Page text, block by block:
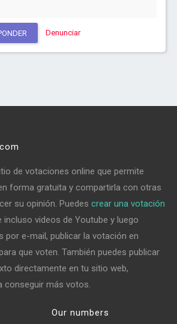
Denunciar
de votaciones online que permite
forma gratuita y compartirla con otras
su opinión. Puedescrear una votación
incluso videos de Youtube y luego
por e-mail, publicar la votación en
que voten. También puedes publicar
directamente en tu sitio web,
conseguir más votos.
Our numbers